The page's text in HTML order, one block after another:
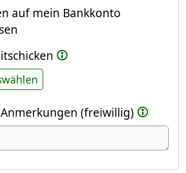
auf mein Bankkonto
(freiwillig)